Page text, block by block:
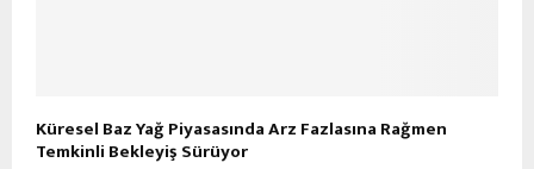
Küresel Baz Yağ Piyasasında Arz Fazlasına Rağmen
Temkinli Bekleyiş Sürüyor